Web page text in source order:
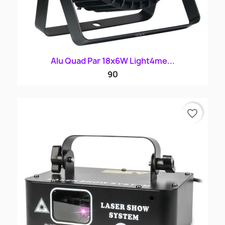
Alu Quad Par 18x6W Light4me...
90
favorite_border